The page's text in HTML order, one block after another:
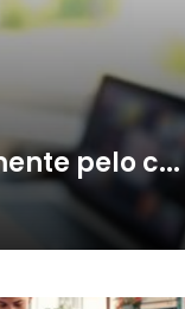
pelo c...